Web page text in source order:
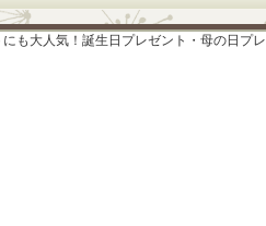
も大人気！誕生日プレゼント・母の日プ